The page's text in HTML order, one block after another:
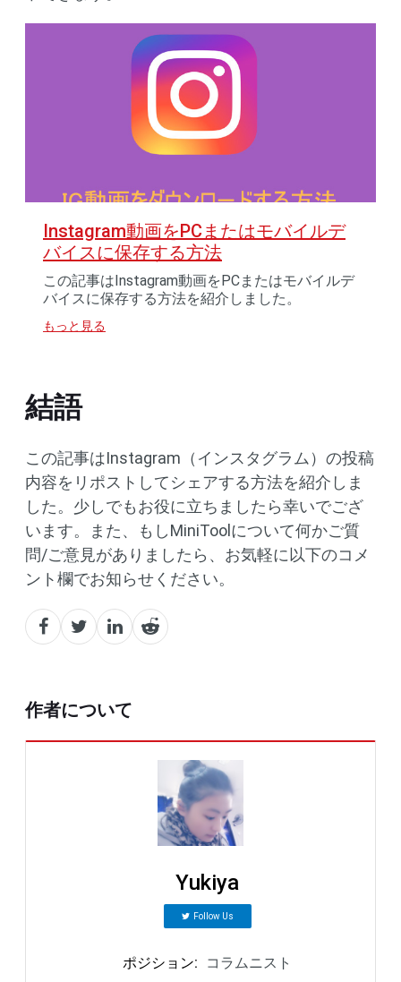
Instagram動画をPCまたはモバイルデ
バイスに保存する方法
この記事はInstagram動画をPCまたはモバイルデ
バイスに保存する方法を紹介しました。
もっと見る
結語
この記事はInstagram（インスタグラム）の投稿
内容をリポストしてシェアする方法を紹介しま
した。少しでもお役に立ちましたら幸いでござ
います。また、もしMiniToolについて何かご質
問/ご意見がありましたら、お気軽に以下のコメ
ント欄でお知らせください。
作者について
Yukiya
Follow Us
ポジション:
コラムニスト